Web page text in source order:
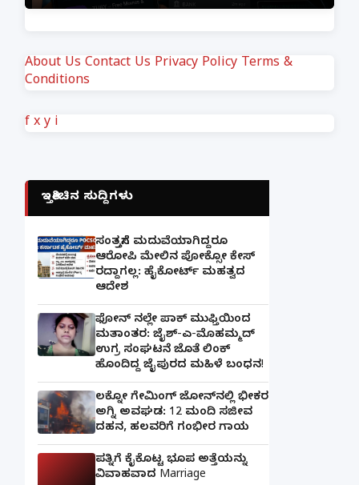
About Us Contact Us Privacy Policy Terms &
Conditions
f x y i
ಇತ್ತೀಚಿನ ಸುದ್ದಿಗಳು
ಸಂತ್ರಸ್ತೆಗೆ ಮದುವೆಯಾಗಿದ್ದರೂ
ಆರೋಪಿ ಮೇಲಿನ ಪೋಕ್ಸೋ ಕೇಸ್
ರದ್ದಾಗಲ್ಲ: ಹೈಕೋರ್ಟ್ ಮಹತ್ವದ
ಆದೇಶ
ಫೋನ್ ನಲ್ಲೇ ಪಾಕ್ ಮುಫ್ತಿಯಿಂದ
ಮತಾಂತರ: ಜೈಶ್-ಎ-ಮೊಹಮ್ಮದ್
ಉಗ್ರ ಸಂಘಟನೆ ಜೊತೆ ಲಿಂಕ್
ಹೊಂದಿದ್ದ ಜೈಪುರದ ಮಹಿಳೆ ಬಂಧನ!
ಲಕ್ನೋ ಗೇಮಿಂಗ್ ಜೋನ್‌ನಲ್ಲಿ ಭೀಕರ
ಅಗ್ನಿ ಅವಘಡ: 12 ಮಂದಿ ಸಜೀವ
ದಹನ, ಹಲವರಿಗೆ ಗಂಭೀರ ಗಾಯ
ಪತ್ನಿಗೆ ಕೈಕೊಟ್ಟ ಭೂಪ ಅತ್ತೆಯನ್ನು
ವಿವಾಹವಾದ Marriage